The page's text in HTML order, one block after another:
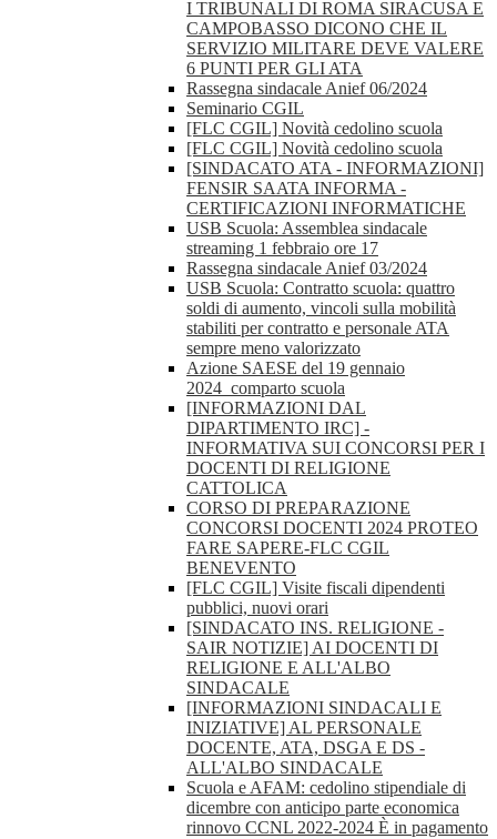
I TRIBUNALI DI ROMA SIRACUSA E
CAMPOBASSO DICONO CHE IL
SERVIZIO MILITARE DEVE VALERE
6 PUNTI PER GLI ATA
Rassegna sindacale Anief 06/2024
Seminario CGIL
[FLC CGIL] Novità cedolino scuola
[FLC CGIL] Novità cedolino scuola
[SINDACATO ATA - INFORMAZIONI]
FENSIR SAATA INFORMA -
CERTIFICAZIONI INFORMATICHE
USB Scuola: Assemblea sindacale
streaming 1 febbraio ore 17
Rassegna sindacale Anief 03/2024
USB Scuola: Contratto scuola: quattro
soldi di aumento, vincoli sulla mobilità
stabiliti per contratto e personale ATA
sempre meno valorizzato
Azione SAESE del 19 gennaio
2024_comparto scuola
[INFORMAZIONI DAL
DIPARTIMENTO IRC] -
INFORMATIVA SUI CONCORSI PER I
DOCENTI DI RELIGIONE
CATTOLICA
CORSO DI PREPARAZIONE
CONCORSI DOCENTI 2024 PROTEO
FARE SAPERE-FLC CGIL
BENEVENTO
[FLC CGIL] Visite fiscali dipendenti
pubblici, nuovi orari
[SINDACATO INS. RELIGIONE -
SAIR NOTIZIE] AI DOCENTI DI
RELIGIONE E ALL'ALBO
SINDACALE
[INFORMAZIONI SINDACALI E
INIZIATIVE] AL PERSONALE
DOCENTE, ATA, DSGA E DS -
ALL'ALBO SINDACALE
Scuola e AFAM: cedolino stipendiale di
dicembre con anticipo parte economica
rinnovo CCNL 2022-2024 È in pagamento